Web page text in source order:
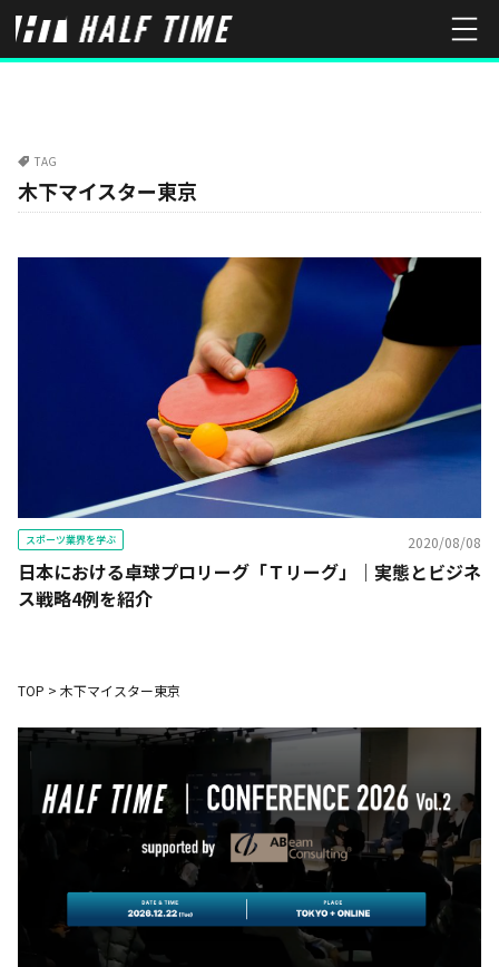
TAG
木下マイスター東京
スポーツ業界を学ぶ 2020/08/08
日本における卓球プロリーグ「Ｔリーグ」｜実態とビジネ
ス戦略4例を紹介
TOP > 木下マイスター東京